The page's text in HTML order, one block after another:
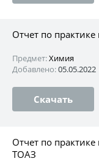
Отчет по
Предмет:Химия
Добавлено:05.05.2022
Скачать
Отчет по
ТОАЗ